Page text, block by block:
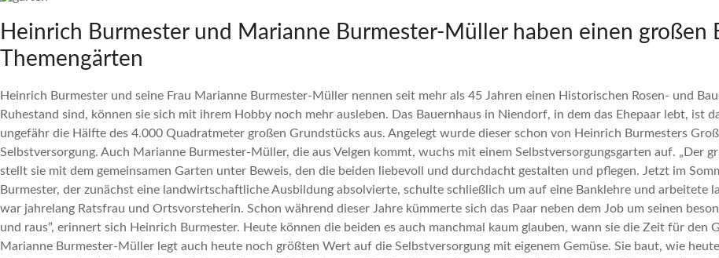
Heinrich Burmester und Marianne Burmester-Müller haben einen großen
Themengärten
Heinrich Burmester und seine Frau Marianne Burmester-Müller nennen seit mehr als 45 Jahren einen Historischen Rosen- und
Ruhestand sind, können sie sich mit ihrem Hobby noch mehr ausleben. Das Bauernhaus in Niendorf, in dem das Ehepaar lebt, ist
ungefähr die Hälfte des 4.000 Quadratmeter großen Grundstücks aus. Angelegt wurde dieser schon von Heinrich Burmesters
Selbstversorgung. Auch Marianne Burmester-Müller, die aus Velgen kommt, wuchs mit einem Selbstversorgungsgarten auf. „Der
stellt sie mit dem gemeinsamen Garten unter Beweis, den die beiden liebevoll und durchdacht gestalten und pflegen. Jetzt im
Burmester, der zunächst eine landwirtschaftliche Ausbildung absolvierte, schulte schließlich um auf eine Banklehre und arbeitete
war jahrelang Ratsfrau und Ortsvorsteherin. Schon während dieser Jahre kümmerte sich das Paar neben dem Job um seinen
und raus”, erinnert sich Heinrich Burmester. Heute können die beiden es auch manchmal kaum glauben, wann sie die Zeit für den
Marianne Burmester-Müller legt auch heute noch größten Wert auf die Selbstversorgung mit eigenem Gemüse. Sie baut, wie